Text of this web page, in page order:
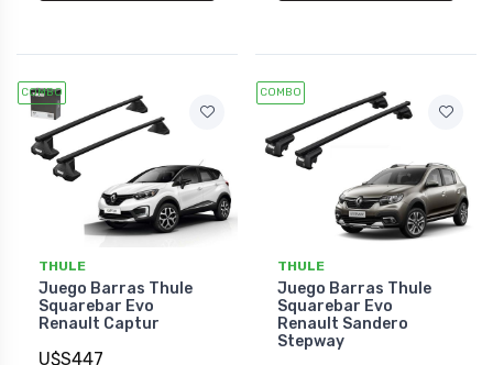
COMBO
THULE
Juego Barras Thule
Squarebar Evo
Renault Captur
U$S447
COMBO
THULE
Juego Barras Thule
Squarebar Evo
Renault Sandero
Stepway